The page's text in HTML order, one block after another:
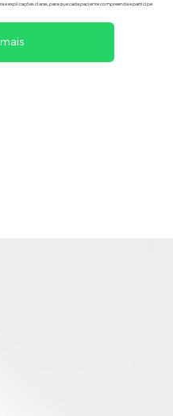
explicações claras, para que cada paciente compreenda e participe